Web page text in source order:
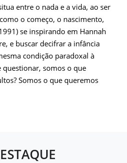
entre o nada e a vida, ao ser
o começo, o nascimento,
se inspirando em Hannah
e buscar decifrar a infância
condição paradoxal à
somos o que
Somos o que queremos